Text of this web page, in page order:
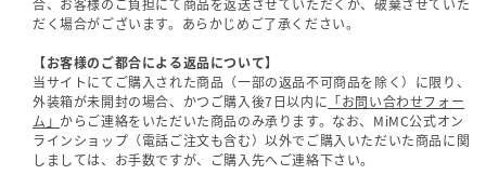
合、お客様のご負担にて商品を返送させていただくか、破棄させていた
だく場合がございます。あらかじめご了承ください。
【お客様のご都合による返品について】
当サイトにてご購入された商品（一部の返品不可商品を除く）に限り、
外装箱が未開封の場合、かつご購入後7日以内に 「お問い合わせフォー
ム」 からご連絡をいただいた商品のみ承ります。なお、MiMC公式オン
ラインショップ（電話ご注文も含む）以外でご購入いただいた商品に関
しましては、お手数ですが、ご購入先へご連絡下さい。